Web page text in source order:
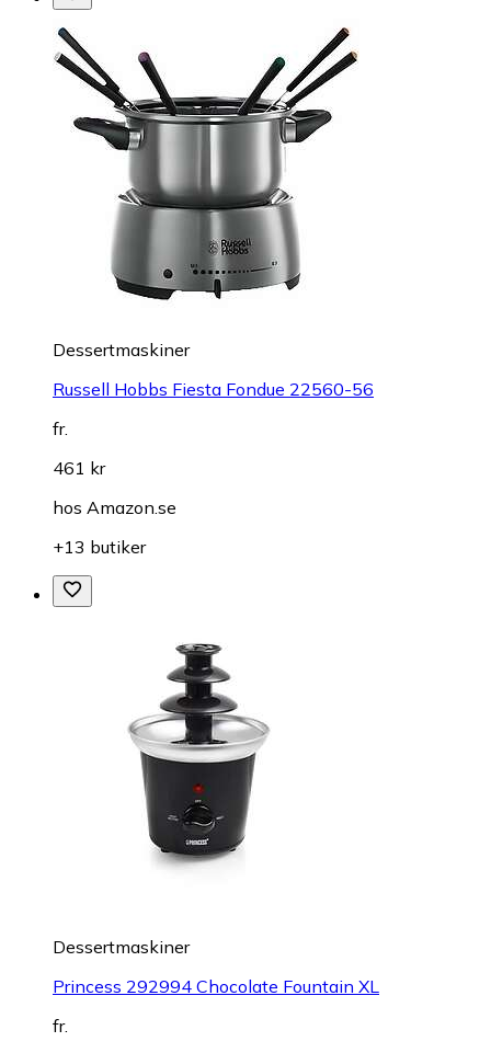
Dessertmaskiner
Russell Hobbs Fiesta Fondue 22560-56
fr.
461 kr
hos Amazon.se
+13 butiker
Dessertmaskiner
Princess 292994 Chocolate Fountain XL
fr.